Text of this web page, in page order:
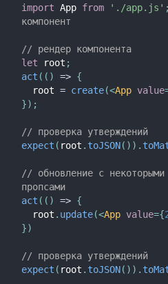
import App from './app.js' ;
компонент
// рендер компонента
let root ;
act ( ( ) => {
  root
= create(<App value
}) ;
// проверка утверждений
expect ( root . toJSON( ) ) .
// обновление с некоторыми
пропсами
act ( ( ) => {
  root
. update(<App value={
})
// проверка утверждений
expect ( root . toJSON( ) ) .